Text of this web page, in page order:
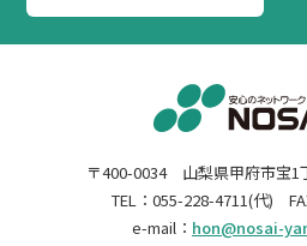
〒400-0034 山梨県甲府市宝1
TEL：055-228-4711(代)
e-mail： hon@nosai-